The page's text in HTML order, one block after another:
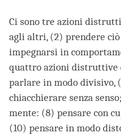
Ci sono tre azioni
agli altri, (2) prendere ciò
impegnarsi in
quattro azioni distruttive
parlare in modo divisivo,
chiacchierare senza
mente: (8) pensare con
(10) pensare in modo